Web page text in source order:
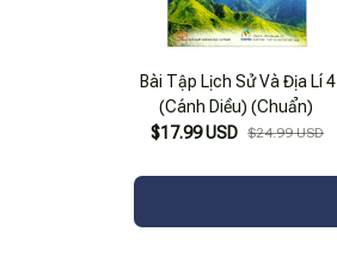
Bài Tập Lịch Sử Và Địa Lí 4
(Cánh Diều) (Chuẩn)
$17.99 USD $24.99 USD